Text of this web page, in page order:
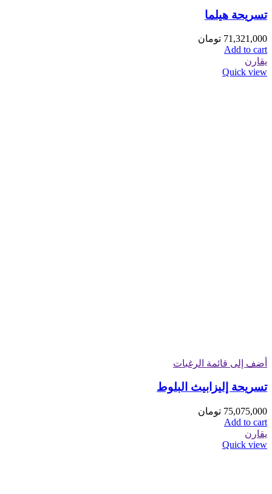
تسريحة هیلما
71,321,000 تومان
Add to cart
يقارن
Quick view
أضف إلى قائمة الرغبات
تسريحة إليزابيث البلوط
75,075,000 تومان
Add to cart
يقارن
Quick view